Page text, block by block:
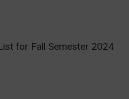
for Fall Semester 2024